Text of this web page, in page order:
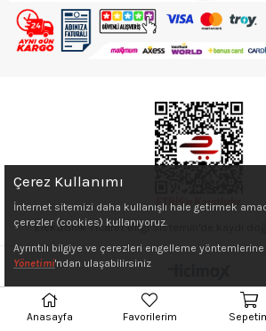
Elektronik Ticaret Bilgi Sistemin'de kaydı
Çerez Kullanımı
İnternet sitemizi daha kullanışlı hale getirmek
çerezler (cookies) kullanıyoruz.
Ayrıntılı bilgiye ve çerezleri engelleme yöntemlerine
Yönetimi'ndan ulaşabilirsiniz
Anasayfa Favorilerim